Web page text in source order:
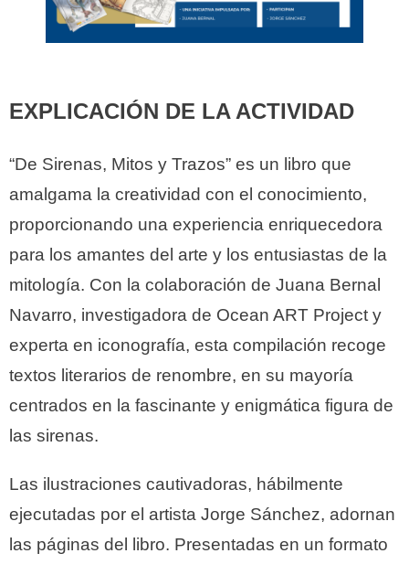
EXPLICACIÓN DE LA ACTIVIDAD
“De Sirenas, Mitos y Trazos” es un libro que
amalgama la creatividad con el conocimiento,
proporcionando una experiencia enriquecedora
para los amantes del arte y los entusiastas de la
mitología. Con la colaboración de Juana Bernal
Navarro, investigadora de Ocean ART Project y
experta en iconografía, esta compilación recoge
textos literarios de renombre, en su mayoría
centrados en la fascinante y enigmática figura de
las sirenas.
Las ilustraciones cautivadoras, hábilmente
ejecutadas por el artista Jorge Sánchez, adornan
las páginas del libro. Presentadas en un formato